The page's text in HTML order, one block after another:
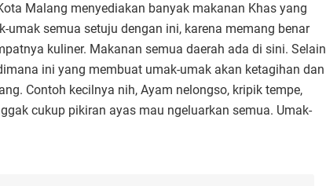
Malang menyediakan banyak makanan Khas yang
umak semua setuju dengan ini, karena memang benar
kuliner. Makanan semua daerah ada di sini. Selain
ini yang membuat umak-umak akan ketagihan dan
Contoh kecilnya nih, Ayam nelongso, kripik tempe,
cukup pikiran ayas mau ngeluarkan semua. Umak-